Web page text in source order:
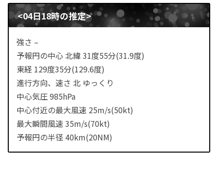
<04日18時の推定>
強さ –
予報円の中心 北緯 31度55分(31.9度)
東経 129度35分(129.6度)
進行方向、速さ 北 ゆっくり
中心気圧 985hPa
中心付近の最大風速 25m/s(50kt)
最大瞬間風速 35m/s(70kt)
予報円の半径 40km(20NM)